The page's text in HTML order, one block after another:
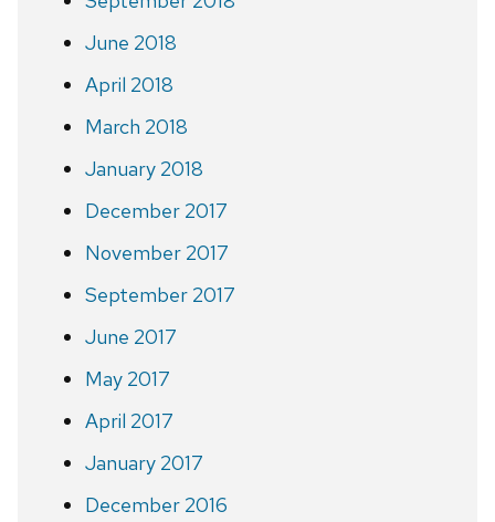
June 2018
April 2018
March 2018
January 2018
December 2017
November 2017
September 2017
June 2017
May 2017
April 2017
January 2017
December 2016